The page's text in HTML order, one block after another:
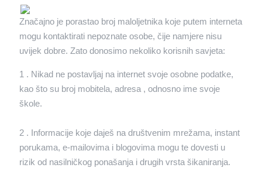
Značajno je porastao broj maloljetnika koje putem interneta
mogu kontaktirati nepoznate osobe, čije namjere nisu
uvijek dobre. Zato donosimo nekoliko korisnih savjeta:
1 . Nikad ne postavljaj na internet svoje osobne podatke,
kao što su broj mobitela, adresa , odnosno ime svoje
škole.
2 . Informacije koje daješ na društvenim mrežama, instant
porukama, e-mailovima i blogovima mogu te dovesti u
rizik od nasilničkog ponašanja i drugih vrsta šikaniranja.